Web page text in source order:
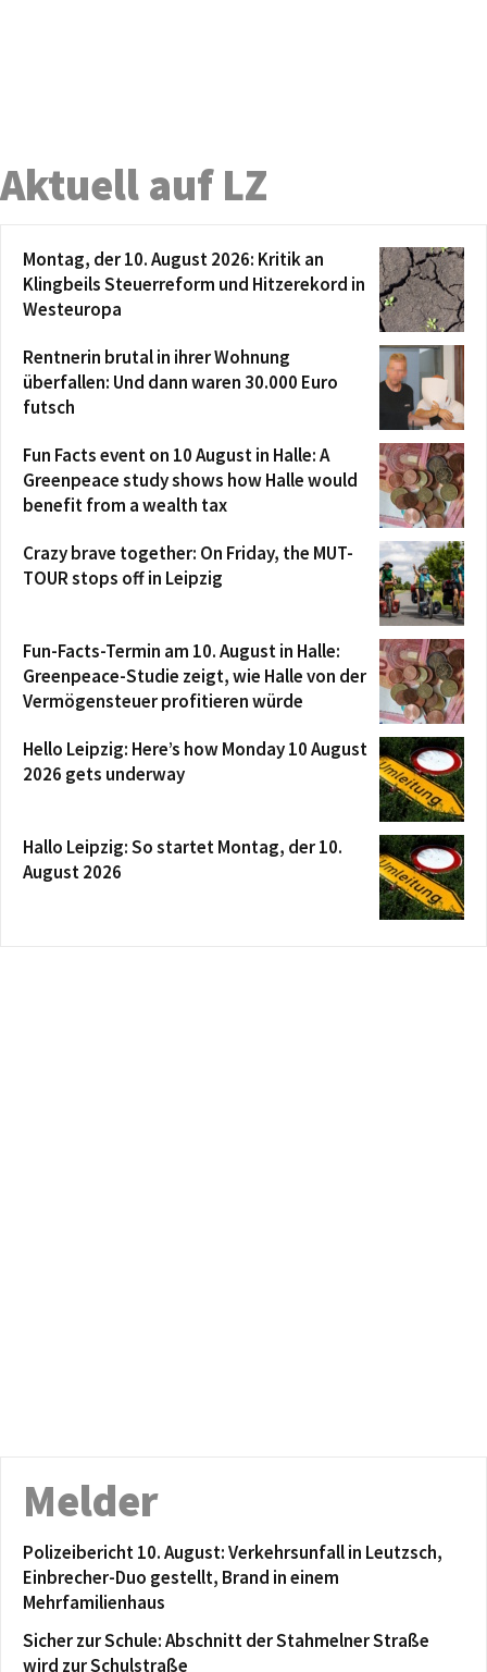
Aktuell auf LZ
Montag, der 10. August 2026: Kritik an
Klingbeils Steuerreform und Hitzerekord in
Westeuropa
Rentnerin brutal in ihrer Wohnung
überfallen: Und dann waren 30.000 Euro
futsch
Fun Facts event on 10 August in Halle: A
Greenpeace study shows how Halle would
benefit from a wealth tax
Crazy brave together: On Friday, the MUT-
TOUR stops off in Leipzig
Fun-Facts-Termin am 10. August in Halle:
Greenpeace-Studie zeigt, wie Halle von der
Vermögensteuer profitieren würde
Hello Leipzig: Here’s how Monday 10 August
2026 gets underway
Hallo Leipzig: So startet Montag, der 10.
August 2026
Melder
Polizeibericht 10. August: Verkehrsunfall in Leutzsch,
Einbrecher-Duo gestellt, Brand in einem
Mehrfamilienhaus
Sicher zur Schule: Abschnitt der Stahmelner Straße
wird zur Schulstraße